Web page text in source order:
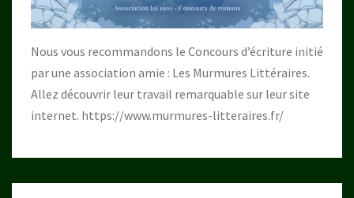
Nous vous recommandons le Concours d’écriture initié
par une association amie : Les Murmures Littéraires.
Allez découvrir leur travail remarquable sur leur site
internet. https://www.murmures-litteraires.fr/